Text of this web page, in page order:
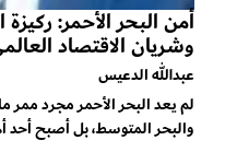
أمن البحر الأحمر: ركيزة
وشريان الاقتصاد
عبدالله الدعيس
لم يعد البحر الأحمر مجرد ممر
والبحر المتوسط، بل أصبح أحد